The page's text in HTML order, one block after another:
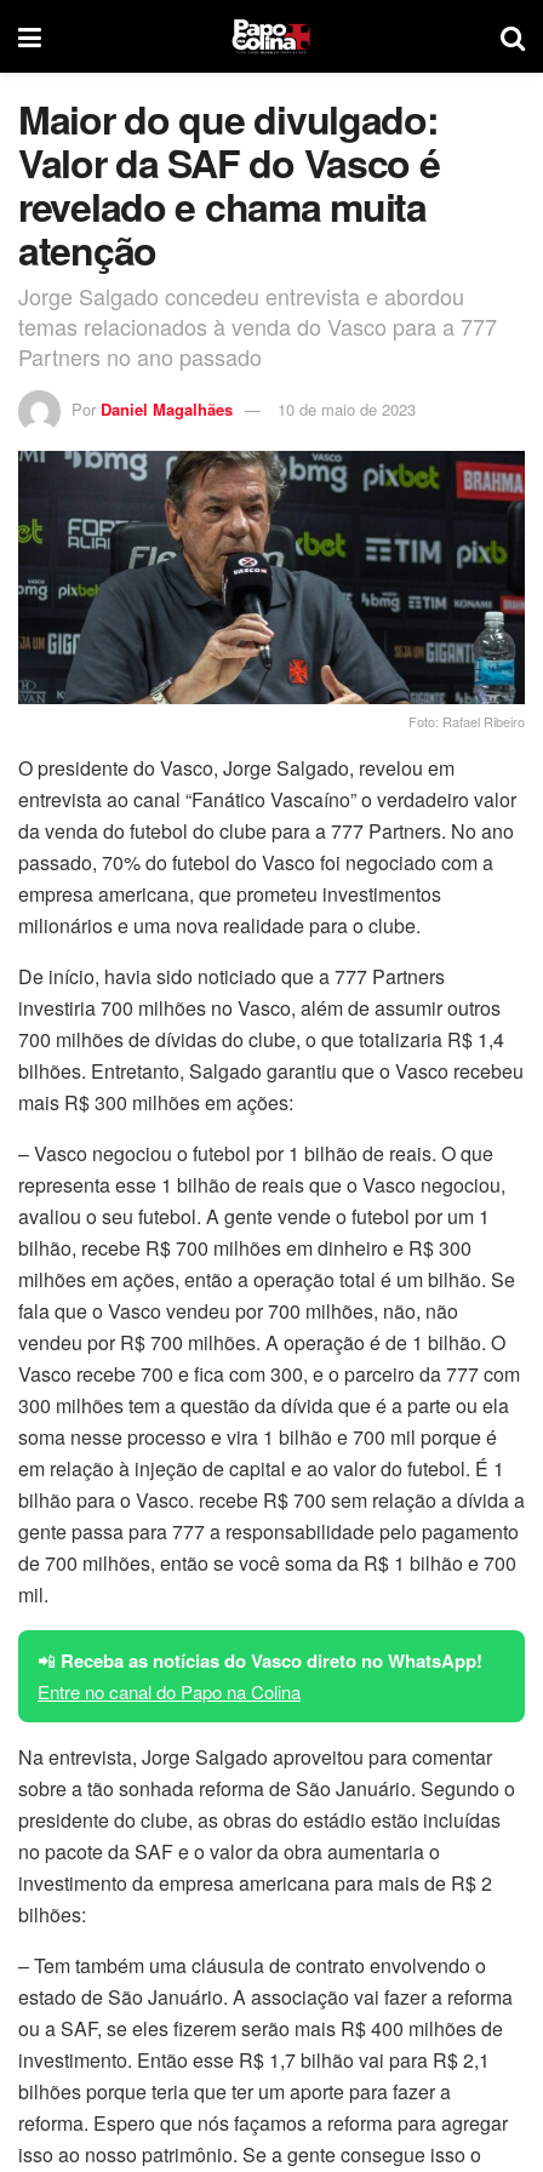
Maior do que divulgado:
Valor da SAF do Vasco é
revelado e chama muita
atenção
Jorge Salgado concedeu entrevista e abordou
temas relacionados à venda do Vasco para a 777
Partners no ano passado
Por Daniel Magalhães 10 de maio de 2023
Foto: Rafael Ribeiro
O presidente do Vasco, Jorge Salgado, revelou em
entrevista ao canal “Fanático Vascaíno” o verdadeiro valor
da venda do futebol do clube para a 777 Partners. No ano
passado, 70% do futebol do Vasco foi negociado com a
empresa americana, que prometeu investimentos
milionários e uma nova realidade para o clube.
De início, havia sido noticiado que a 777 Partners
investiria 700 milhões no Vasco, além de assumir outros
700 milhões de dívidas do clube, o que totalizaria R$ 1,4
bilhões. Entretanto, Salgado garantiu que o Vasco recebeu
mais R$ 300 milhões em ações:
– Vasco negociou o futebol por 1 bilhão de reais. O que
representa esse 1 bilhão de reais que o Vasco negociou,
avaliou o seu futebol. A gente vende o futebol por um 1
bilhão, recebe R$ 700 milhões em dinheiro e R$ 300
milhões em ações, então a operação total é um bilhão. Se
fala que o Vasco vendeu por 700 milhões, não, não
vendeu por R$ 700 milhões. A operação é de 1 bilhão. O
Vasco recebe 700 e fica com 300, e o parceiro da 777 com
300 milhões tem a questão da dívida que é a parte ou ela
soma nesse processo e vira 1 bilhão e 700 mil porque é
em relação à injeção de capital e ao valor do futebol. É 1
bilhão para o Vasco. recebe R$ 700 sem relação a dívida a
gente passa para 777 a responsabilidade pelo pagamento
de 700 milhões, então se você soma da R$ 1 bilhão e 700
mil.
📲 Receba as notícias do Vasco direto no WhatsApp!
Entre no canal do Papo na Colina
Na entrevista, Jorge Salgado aproveitou para comentar
sobre a tão sonhada reforma de São Januário. Segundo o
presidente do clube, as obras do estádio estão incluídas
no pacote da SAF e o valor da obra aumentaria o
investimento da empresa americana para mais de R$ 2
bilhões:
– Tem também uma cláusula de contrato envolvendo o
estado de São Januário. A associação vai fazer a reforma
ou a SAF, se eles fizerem serão mais R$ 400 milhões de
investimento. Então esse R$ 1,7 bilhão vai para R$ 2,1
bilhões porque teria que ter um aporte para fazer a
reforma. Espero que nós façamos a reforma para agregar
isso ao nosso patrimônio. Se a gente consegue isso o